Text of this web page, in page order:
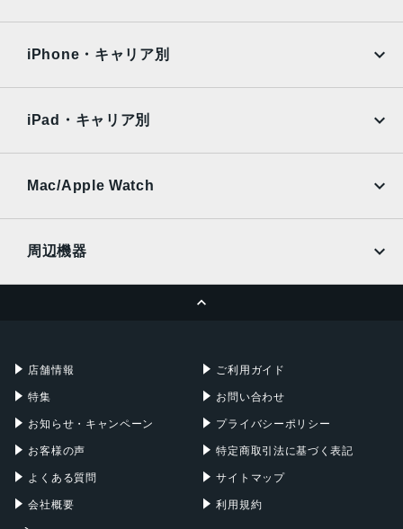
OPPO Android
Surface
Xiaomi Tablet
Ymobile
UQmobile
iPhone・キャリア別
Ymobile
UQmobile
iPad・キャリア別
Mac/Apple Watch
周辺機器
店舗情報
特集
お知らせ・キャンペーン
お客様の声
よくある質問
会社概要
ご利用ガイド
お問い合わせ
プライバシーポリシー
特定商取引法に基づく表記
サイトマップ
利用規約